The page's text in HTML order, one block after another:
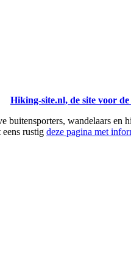
Hiking-site.nl, de site voor
buitensporters, wandelaars
rustig deze pagina met